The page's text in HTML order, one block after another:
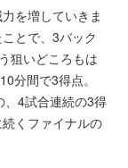
を増していきま
とで、3バック
狙いどころもは
分間で3得点。
、4試合連続の3得
くファイナルの